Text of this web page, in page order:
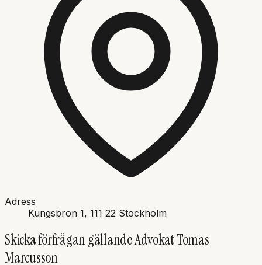
Adress
Kungsbron 1, 111 22 Stockholm
Skicka förfrågan gällandeAdvokat Tomas
Marcusson